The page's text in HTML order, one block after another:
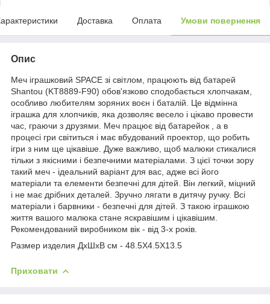
Доставка Оплата Умови повернення
Опис
Меч іграшковий SPACE зі світлом, працюють від батарей
Shantou (KT8889-F90) обов'язково сподобається хлопчакам,
особливо любителям зоряних воєн і баталій. Це відмінна
іграшка для хлопчиків, яка дозволяє весело і цікаво провести
час, граючи з друзями. Меч працює від батарейок , а в
процесі гри світиться і має вбудований проектор, що робить
ігри з ним ще цікавіше. Дуже важливо, щоб малюки стикалися
тільки з якісними і безпечними матеріалами. З цієї точки зору
такий меч - ідеальний варіант для вас, адже всі його
матеріали та елементи безпечні для дітей. Він легкий, міцний
і не має дрібних деталей. Зручно лягати в дитячу ручку. Всі
матеріали і барвники - безпечні для дітей. З такою іграшкою
життя вашого малюка стане яскравішим і цікавішим.
Рекомендований виробником вік - від 3-х років.
Размер изделия ДхШхВ см - 48.5X4.5X13.5
Приховати